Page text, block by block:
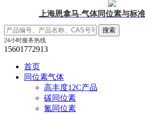
上海恩拿马-气体同位素与标
24小时服务热线
15601772913
首页
同位素气体
高丰度12C产品
碳同位素
氮同位素